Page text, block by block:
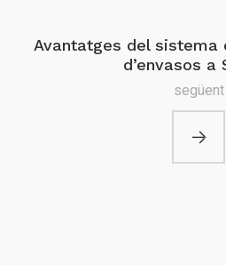
Avantatges del
d’envasos a
següent